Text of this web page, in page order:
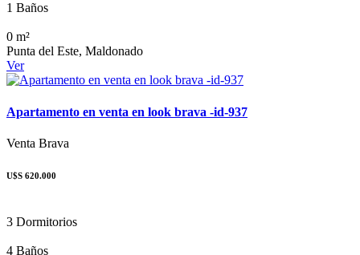
1 Baños
0 m²
Punta del Este, Maldonado
Ver
Apartamento en venta en look brava -id-937
Venta Brava
U$S 620.000
3 Dormitorios
4 Baños